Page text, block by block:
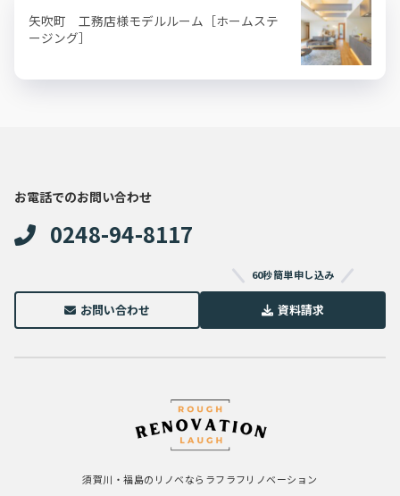
矢吹町 工務店様モデルルーム［ホームステ
ージング］
お電話でのお問い合わせ
0248-94-8117
お問い合わせ
60秒簡単申し込み
資料請求
須賀川・福島のリノベならラフラフリノベーション